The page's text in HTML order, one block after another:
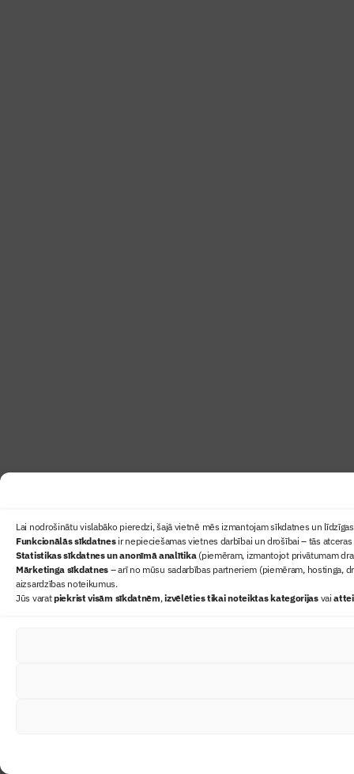
Lai nodrošinātu vislabāko pieredzi, šajā vietnē mēs izmantojam sīkdatnes un
Funkcionālās sīkdatnesir nepieciešamas vietnes darbībai un drošībai – tās
Statistikas sīkdatnes un anonīmā analītika(piemēram, izmantojot privātumam
Mārketinga sīkdatnes – arī no mūsu sadarbības partneriem (piemēram, hostinga,
aizsardzības noteikumus.
Jūs varatpiekrist visām sīkdatnēm,izvēlēties tikai noteiktas kategorijasvai